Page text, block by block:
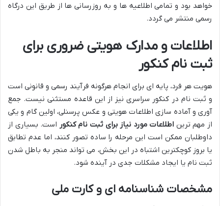
خواهد بود و تمامی اطلاعیه ها و به روزرسانی ها از طریق این درگاه
رسمی منتشر می گردد.
اطلاعات و مدارک هویتی ضروری برای
ثبت نام کنکور
هویت هر فرد، پایه ای برای انجام هرگونه فرآیند رسمی و قانونی است
و ثبت نام در کنکور سراسری نیز از این قاعده مستثنی نیست. جمع
آوری و آماده سازی اطلاعات هویتی و عکس پرسنلی، اولین گام و یکی
از مهم ترین اطلاعات مورد نیاز برای ثبت نام کنکور است. بسیاری از
داوطلبان ممکن است این مرحله را ساده تصور کنند، اما عدم تطابق
یا بروز کوچکترین اشتباه در این بخش، می تواند منجر به باطل شدن
ثبت نام یا ایجاد مشکلات جدی در آینده شود.
مشخصات شناسنامه ای و کارت ملی